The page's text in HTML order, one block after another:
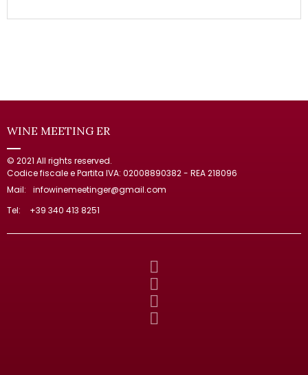
WINE MEETING ER
© 2021 All rights reserved.
Codice fiscale e Partita IVA: 02008890382 - REA 218096
Mail:
infowinemeetinger@gmail.com
Tel:
+39 340 413 8251